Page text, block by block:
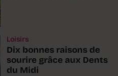
Loisirs
Dix bonnes raisons de
sourire grâce aux Dents
du Midi